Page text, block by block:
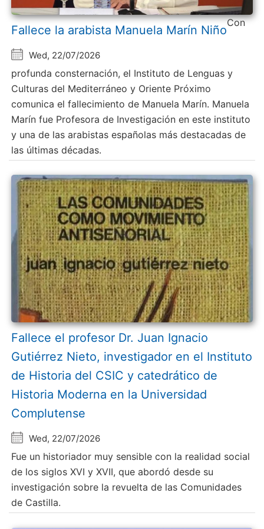
Fallece la arabista Manuela Marín Niño
Wed, 22/07/2026
Con
profunda consternación, el Instituto de Lenguas y
Culturas del Mediterráneo y Oriente Próximo
comunica el fallecimiento de Manuela Marín. Manuela
Marín fue Profesora de Investigación en este instituto
y una de las arabistas españolas más destacadas de
las últimas décadas.
Fallece el profesor Dr. Juan Ignacio
Gutiérrez Nieto, investigador en el Instituto
de Historia del CSIC y catedrático de
Historia Moderna en la Universidad
Complutense
Wed, 22/07/2026
Fue un historiador muy sensible con la realidad social
de los siglos XVI y XVII, que abordó desde su
investigación sobre la revuelta de las Comunidades
de Castilla.